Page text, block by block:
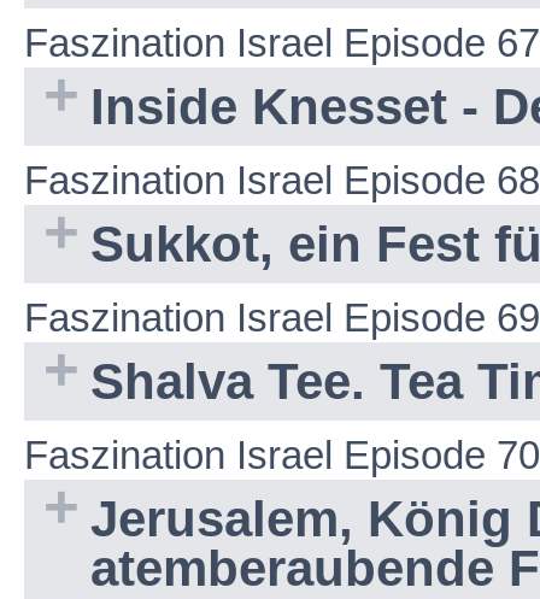
Faszination Israel Episode 67
Inside Knesset -
Faszination Israel Episode 68
Sukkot, ein Fest
Faszination Israel Episode 69
Shalva Tee. Tea
Faszination Israel Episode 70
Jerusalem, König
atemberaubende